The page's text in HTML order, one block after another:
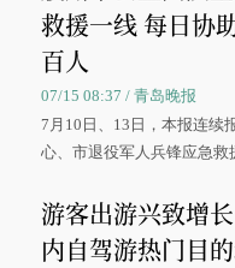
救援一线 每日协
百人
07/15 08:37 / 青岛晚报
7月10日、13日，本报连续
心、市退役军人兵锋应急救
游客出游兴致增
内自驾游热门目